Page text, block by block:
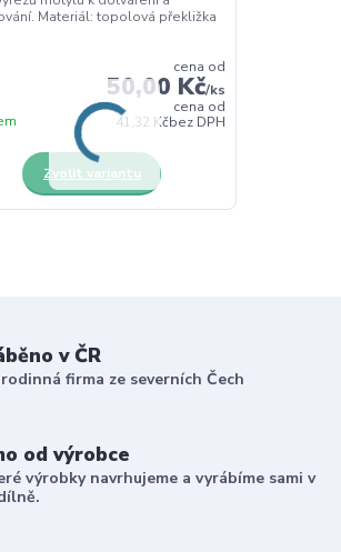
Materiál: topolová překližka
cena od
50,00 Kč/ks
cena od
41,32 Kčbez DPH
Zvolit variantu
v ČR
rodinná firma ze severních Čech
od výrobce
výrobky navrhujeme a vyrábíme sami v